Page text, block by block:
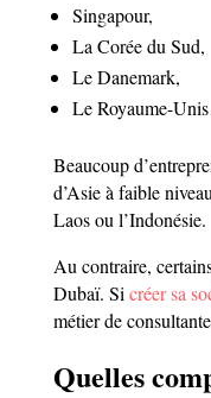
Singapour,
La Corée du Sud,
Le Danemark,
Le Royaume-
Beaucoup
d’Asie à faible
Laos ou l’Indonésie.
Au contraire,
Dubaï. Si créer sa
métier de
Quelles